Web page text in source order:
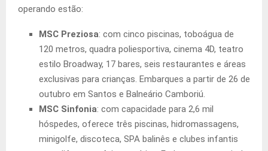
operando estão:
MSC Preziosa: com cinco piscinas, toboágua de
120 metros, quadra poliesportiva, cinema 4D, teatro
estilo Broadway, 17 bares, seis restaurantes e áreas
exclusivas para crianças. Embarques a partir de 26 de
outubro em Santos e Balneário Camboriú.
MSC Sinfonia: com capacidade para 2,6 mil
hóspedes, oferece três piscinas, hidromassagens,
minigolfe, discoteca, SPA balinês e clubes infantis